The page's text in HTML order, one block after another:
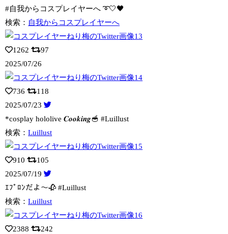
#自我からコスプレイヤーへ ➰🤍🖤
検索： 自我からコスプレイヤーへ
1262
97
2025/07/26
736
118
2025/07/23
*cosplay hololive 𝑪𝒐𝒐𝒌𝒊𝒏𝒈🥣 #Luillust
検索：Luillust
910
105
2025/07/19
ｴﾌﾟﾛﾝだよ〜🥀 #Luillust
検索：Luillust
2388
242